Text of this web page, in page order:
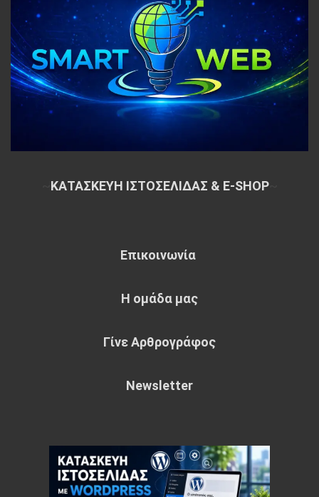
ΚΑΤΑΣΚΕΥΗ ΙΣΤΟΣΕΛΙΔΑΣ & E-SHOP~
Επικοινωνία
Η ομάδα μας
Γίνε Αρθρογράφος
Newsletter